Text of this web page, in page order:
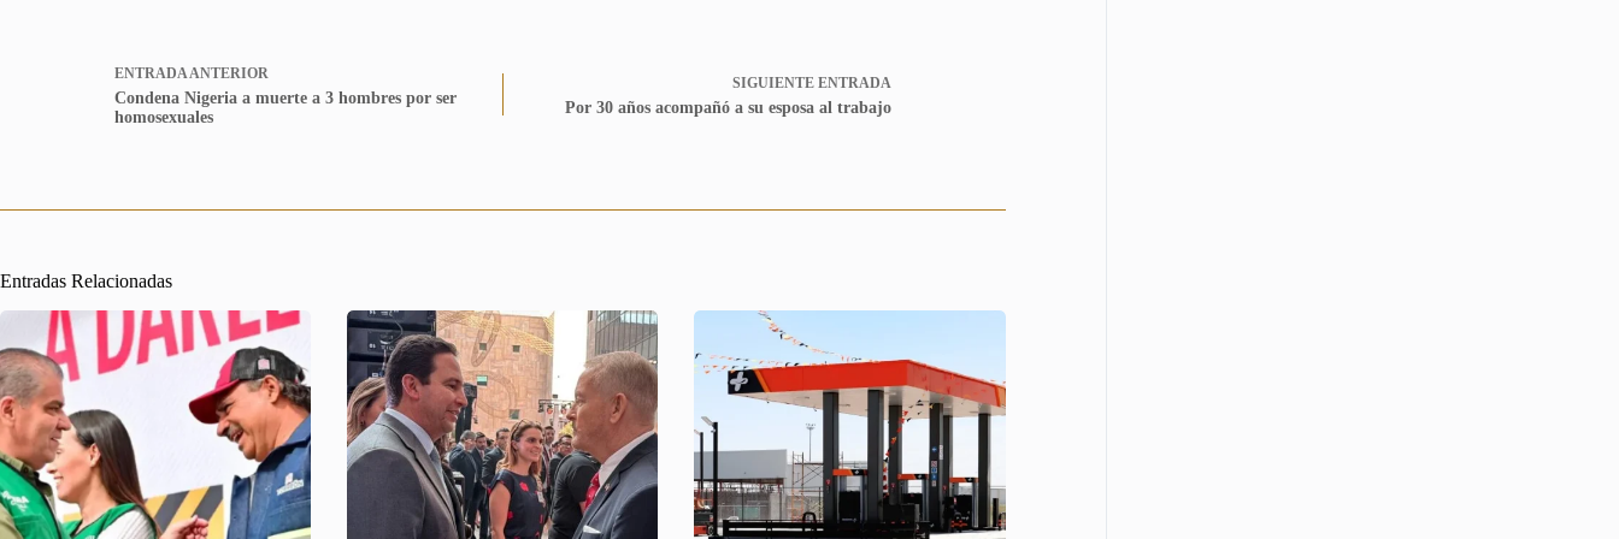
ENTRADAANTERIOR
Condena Nigeria a muerte a 3 hombres por ser
homosexuales
SIGUIENTE ENTRADA
Por 30 años acompañó a su esposa al trabajo
Entradas Relacionadas